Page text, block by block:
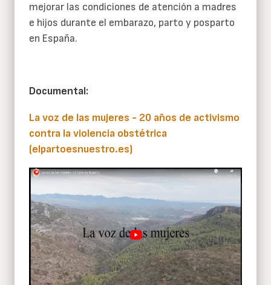
mejorar las condiciones de atención a madres
e hijos durante el embarazo, parto y posparto
en España.
Documental:
La voz de las mujeres - 20 años de activismo
contra la violencia obstétrica
(elpartoesnuestro.es)